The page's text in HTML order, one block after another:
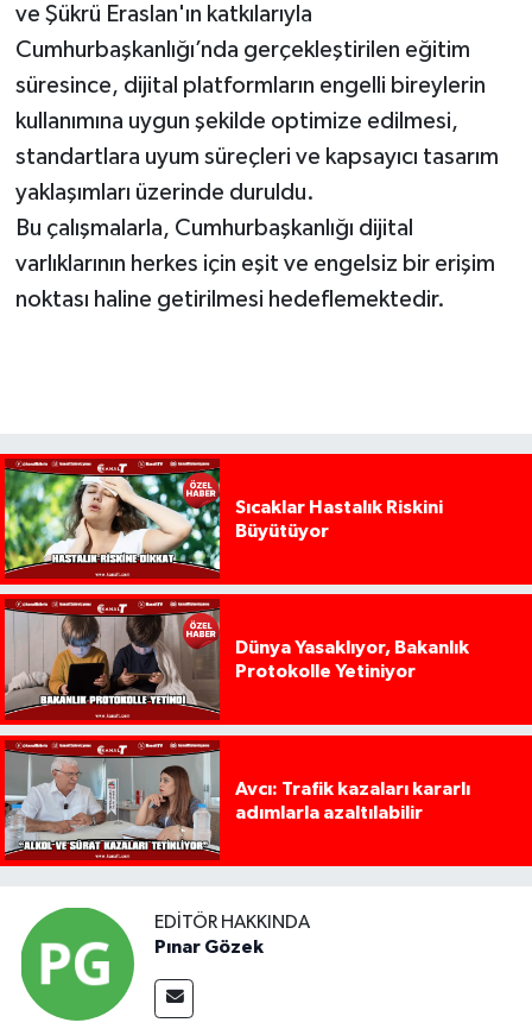
ve Şükrü Eraslan'ın katkılarıyla
Cumhurbaşkanlığı’nda gerçekleştirilen eğitim
süresince, dijital platformların engelli bireylerin
kullanımına uygun şekilde optimize edilmesi,
standartlara uyum süreçleri ve kapsayıcı tasarım
yaklaşımları üzerinde duruldu.
Bu çalışmalarla, Cumhurbaşkanlığı dijital
varlıklarının herkes için eşit ve engelsiz bir erişim
noktası haline getirilmesi hedeflemektedir.
Sıcaklar Hastalık Riskini
Büyütüyor
Dünya Yasaklıyor, Bakanlık
Protokolle Yetiniyor
Avcı: Trafik kazaları kararlı
adımlarla azaltılabilir
EDITÖR HAKKINDA
Pınar Gözek